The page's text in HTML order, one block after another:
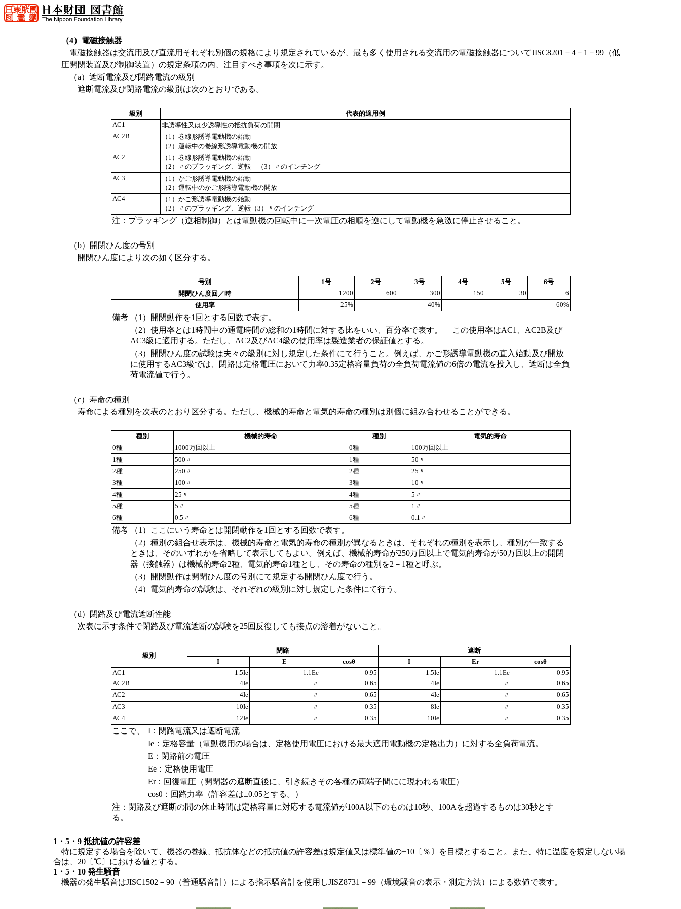
（4）電磁接触器
電磁接触器は交流用及び直流用それぞれ別個の規格により規定されているが、最も多く使用される交流用の電磁接触器についてJISC8201－4－1－99（低
圧開閉装置及び制御装置）の規定条項の内、注目すべき事項を次に示す。
（a）遮断電流及び閉路電流の級別
遮断電流及び閉路電流の級別は次のとおりである。
級別
代表的適用例
AC1
非誘導性又は少誘導性の抵抗負荷の開閉
AC2B
（1）巻線形誘導電動機の始動
（2）運転中の巻線形誘導電動機の開放
AC2
（1）巻線形誘導電動機の始動
（2）〃のプラッギング、逆転 （3）〃のインチング
AC3
（1）かご形誘導電動機の始動
（2）運転中のかご形誘導電動機の開放
AC4
（1）かご形誘導電動機の始動
（2）〃のプラッギング、逆転（3）〃のインチング
注：プラッギング（逆相制御）とは電動機の回転中に一次電圧の相順を逆にして電動機を急激に停止させること。
（b）開閉ひん度の号別
開閉ひん度により次の如く区分する。
号別 1号 2号 3号 4号 5号
6号
開閉ひん度回／時
1200 600 300 150 30
6
使用率
25% 40% 60%
備考
（1）開閉動作を1回とする回数で表す。
（2）使用率とは1時間中の通電時間の総和の1時間に対する比をいい、百分率で表す。 この使用率はAC1、AC2B及び
AC3級に適用する。ただし、AC2及びAC4級の使用率は製造業者の保証値とする。
（3）開閉ひん度の試験は夫々の級別に対し規定した条件にて行うこと。例えば、かご形誘導電動機の直入始動及び開放
に使用するAC3級では、閉路は定格電圧において力率0.35定格容量負荷の全負荷電流値の6倍の電流を投入し、遮断は全負
荷電流値で行う。
（c）寿命の種別
寿命による種別を次表のとおり区分する。ただし、機械的寿命と電気的寿命の種別は別個に組み合わせることができる。
種別 機械的寿命 種別
電気的寿命
0種
1000万回以上 0種
100万回以上
1種
500〃 1種
50〃
2種
250〃 2種
25〃
3種
100〃 3種
10〃
4種
25〃 4種
5〃
5種
5〃 5種
1〃
6種
0.5〃 6種 0.1〃
備考
（1）ここにいう寿命とは開閉動作を1回とする回数で表す。
（2）種別の組合せ表示は、機械的寿命と電気的寿命の種別が異なるときは、それぞれの種別を表示し、種別が一致する
ときは、そのいずれかを省略して表示してもよい。例えば、機械的寿命が250万回以上で電気的寿命が50万回以上の開閉
器（接触器）は機械的寿命2種、電気的寿命1種とし、その寿命の種別を2－1種と呼ぶ。
（3）開閉動作は開閉ひん度の号別にて規定する開閉ひん度で行う。
（4）電気的寿命の試験は、それぞれの級別に対し規定した条件にて行う。
（d）閉路及び電流遮断性能
次表に示す条件で閉路及び電流遮断の試験を25回反復しても接点の溶着がないこと。
級別
閉路
遮断
I
E cosθ I Er
cosθ
AC1
1.5Ie 1.1Ee 0.95 1.5Ie 1.1Ee
0.95
AC2B
4Ie 〃 0.65 4Ie 〃
0.65
AC2
4Ie 〃 0.65 4Ie 〃
0.65
AC3
10Ie 〃 0.35 8Ie 〃
0.35
AC4
12Ie 〃 0.35 10Ie 〃 0.35
ここで、
I：閉路電流又は遮断電流
Ie：定格容量（電動機用の場合は、定格使用電圧における最大適用電動機の定格出力）に対する全負荷電流。
E：閉路前の電圧
Ee：定格使用電圧
Er：回復電圧（開閉器の遮断直後に、引き続きその各種の両端子間にに現われる電圧）
cosθ：回路力率（許容差は±0.05とする。）
注：閉路及び遮断の間の休止時間は定格容量に対応する電流値が100A以下のものは10秒、100Aを超過するものは30秒とす
る。
1・5・9 抵抗値の許容差
特に規定する場合を除いて、機器の巻線、抵抗体などの抵抗値の許容差は規定値又は標準値の±10〔％〕を目標とすること。また、特に温度を規定しない場
合は、20〔℃〕における値とする。
1・5・10 発生騒音
機器の発生騒音はJISC1502－90（普通騒音計）による指示騒音計を使用しJISZ8731－99（環境騒音の表示・測定方法）による数値で表す。